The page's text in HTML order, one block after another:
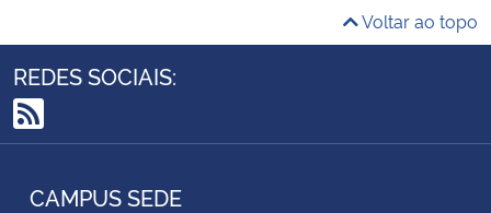
Voltar ao topo
REDES SOCIAIS:
RSS
CAMPUS SEDE